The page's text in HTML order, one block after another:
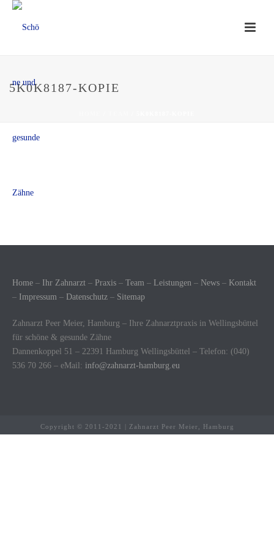
5K0K8187-KOPIE
Home – Ihr Zahnarzt – Praxis – Team – Leistungen – News – Kontakt
– Impressum – Datenschutz – Sitemap
Zahnarzt Peer Meier, Hamburg – Ihre Zahnarztpraxis in Wellingsbüttel
für schöne & gesunde Zähne
Dannenkoppel 51 – 22391 Hamburg Wellingsbüttel – Telefon: (040)
536 70 266 – eMail: info@zahnarzt-hamburg.eu
Copyright © 2011-2021 | Zahnarzt Peer Meier, Hamburg